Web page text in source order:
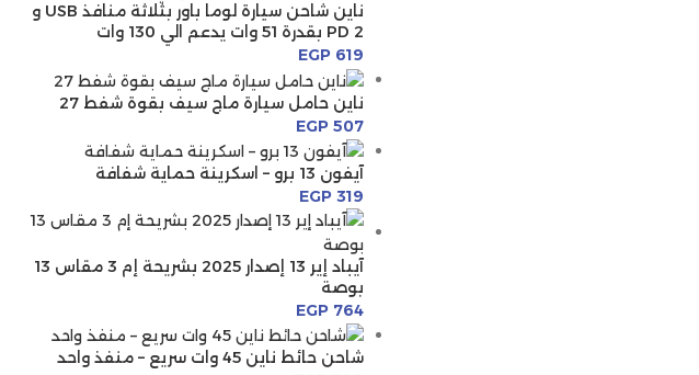
ناين شاحن سيارة لوما باور بثلاثة منافذ USB و
2 PD بقدرة 51 وات يدعم الي 130 وات
EGP619
ناين حامل سيارة ماج سيف بقوة شفط 27
EGP507
آيفون 13 برو – اسكرينة حماية شفافة
EGP319
آيباد إير 13 إصدار 2025 بشريحة إم 3 مقاس 13
بوصة
EGP764
شاحن حائط ناين 45 وات سريع – منفذ واحد